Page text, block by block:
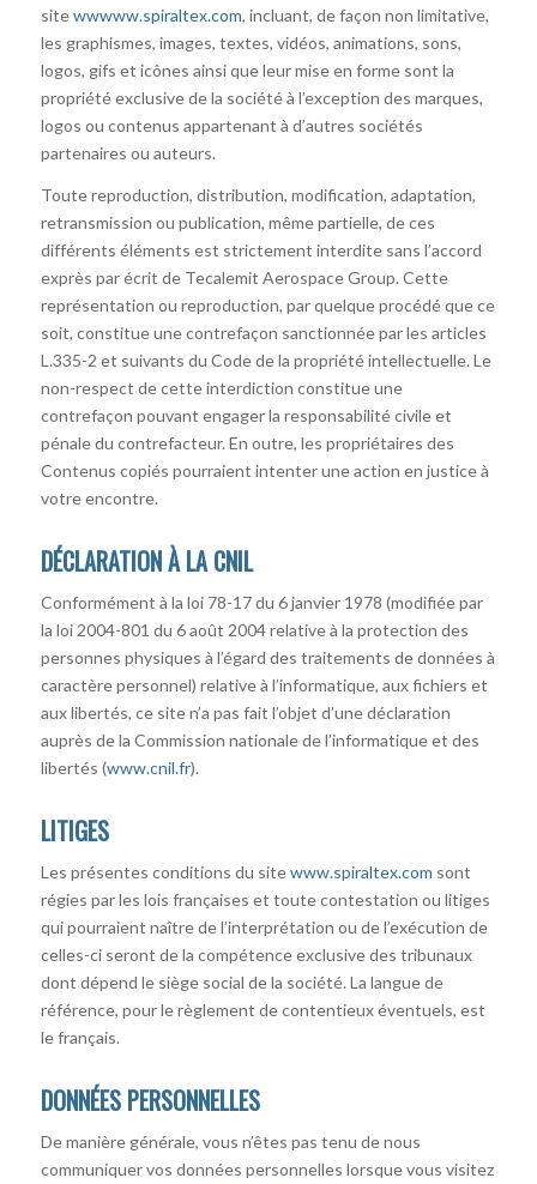
sitewwwww.spiraltex.com, incluant, de façon non limitative,
les graphismes, images, textes, vidéos, animations, sons,
logos, gifs et icônes ainsi que leur mise en forme sont la
propriété exclusive de la société à l’exception des marques,
logos ou contenus appartenant à d’autres sociétés
partenaires ou auteurs.
Toute reproduction, distribution, modification, adaptation,
retransmission ou publication, même partielle, de ces
différents éléments est strictement interdite sans l’accord
exprès par écrit de Tecalemit Aerospace Group. Cette
représentation ou reproduction, par quelque procédé que ce
soit, constitue une contrefaçon sanctionnée par les articles
L.335-2 et suivants du Code de la propriété intellectuelle. Le
non-respect de cette interdiction constitue une
contrefaçon pouvant engager la responsabilité civile et
pénale du contrefacteur. En outre, les propriétaires des
Contenus copiés pourraient intenter une action en justice à
votre encontre.
DÉCLARATION À LA CNIL
Conformément à la loi 78-17 du 6 janvier 1978 (modifiée par
la loi 2004-801 du 6 août 2004 relative à la protection des
personnes physiques à l’égard des traitements de données à
caractère personnel) relative à l’informatique, aux fichiers et
aux libertés, ce site n’a pas fait l’objet d’une déclaration
auprès de la Commission nationale de l’informatique et des
libertés (www.cnil.fr).
LITIGES
Les présentes conditions du sitewww.spiraltex.com sont
régies par les lois françaises et toute contestation ou litiges
qui pourraient naître de l’interprétation ou de l’exécution de
celles-ci seront de la compétence exclusive des tribunaux
dont dépend le siège social de la société. La langue de
référence, pour le règlement de contentieux éventuels, est
le français.
DONNÉES PERSONNELLES
De manière générale, vous n’êtes pas tenu de nous
communiquer vos données personnelles lorsque vous visitez